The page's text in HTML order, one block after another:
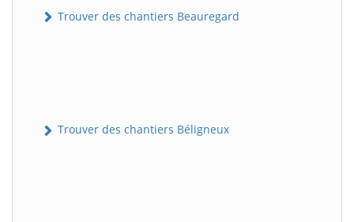
Trouver des chantiers Beauregard
Trouver des chantiers Béligneux